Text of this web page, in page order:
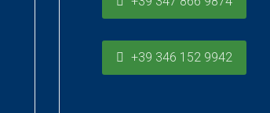
+39 346 152 9942